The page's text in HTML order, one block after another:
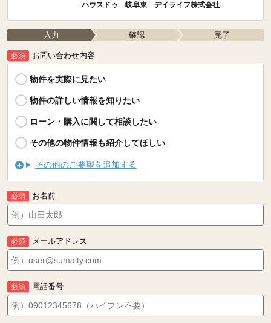
ハウスドゥ 岐阜東 デイライフ株式会社
入力 確認 完了
必須 お問い合わせ内容
物件を実際に見たい
物件の詳しい情報を知りたい
ローン・購入に関して相談したい
その他の物件情報も紹介してほしい
その他のご要望を追加する
必須 お名前
必須 メールアドレス
必須 電話番号